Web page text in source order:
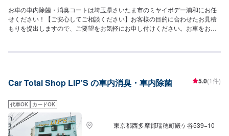
お車の車内除菌・消臭コートは埼玉県さいたま市のミヤイボデー浦和にお任
せください！【ご安心してご相談ください】お客様の目的に合わせたお見積
もりを提出しますので、ご要望をお気軽にお申し付けください。お車をお預
す。お車のことでご不明な点や、不安な点はしっかり伺い、丁寧に説明させ
始【5】修理終了・お支払い【6】アフターサポート【代車について】作業中
相談ください。代車は、ご希望の車種がお選びいただけ、ほぼすべてに
ETC、ナビが付いております。※代車の燃料代はお客様にご負担いただいてお
ります。【定休日・営業時間】定休日：不定休日曜日はお問い合わせくださ
い。営業時間：9:00~18:00
Car Total Shop LIP'S の車内消臭・車内除菌 5.0(1件)
代車OK カードOK
東京都西多摩郡瑞穂町殿ケ谷539−10